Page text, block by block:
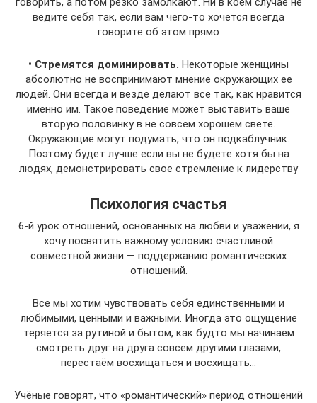
ведите себя так, если вам чего-то хочется всегда
говорите об этом прямо
• Стремятся доминировать. Некоторые женщины
абсолютно не воспринимают мнение окружающих ее
людей. Они всегда и везде делают все так, как нравится
именно им. Такое поведение может выставить ваше
вторую половинку в не совсем хорошем свете.
Окружающие могут подумать, что он подкаблучник.
Поэтому будет лучше если вы не будете хотя бы на
людях, демонстрировать свое стремление к лидерству
Психология счастья
6-й урок отношений, основанных на любви и уважении, я
хочу посвятить важному условию счастливой
совместной жизни — поддержанию романтических
отношений.
Все мы хотим чувствовать себя единственными и
любимыми, ценными и важными. Иногда это ощущение
теряется за рутиной и бытом, как будто мы начинаем
смотреть друг на друга совсем другими глазами,
перестаём восхищаться и восхищать…
Учёные говорят, что «романтический» период отношений